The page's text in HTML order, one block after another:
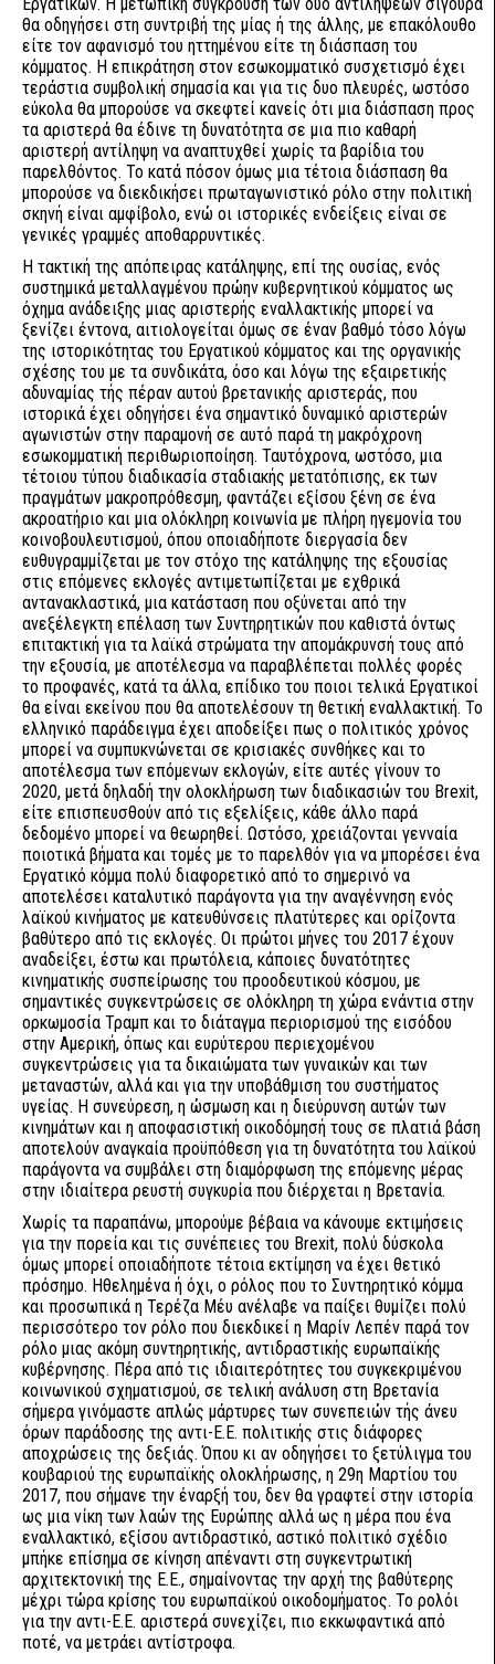
θα οδηγήσει στη συντριβή της μίας ή της άλλης, με επακόλουθο
είτε τον αφανισμό του ηττημένου είτε τη διάσπαση του
κόμματος. Η επικράτηση στον εσωκομματικό συσχετισμό έχει
τεράστια συμβολική σημασία και για τις δυο πλευρές, ωστόσο
εύκολα θα μπορούσε να σκεφτεί κανείς ότι μια διάσπαση προς
τα αριστερά θα έδινε τη δυνατότητα σε μια πιο καθαρή
αριστερή αντίληψη να αναπτυχθεί χωρίς τα βαρίδια του
παρελθόντος. Το κατά πόσον όμως μια τέτοια διάσπαση θα
μπορούσε να διεκδικήσει πρωταγωνιστικό ρόλο στην πολιτική
σκηνή είναι αμφίβολο, ενώ οι ιστορικές ενδείξεις είναι σε
γενικές γραμμές αποθαρρυντικές.
Η τακτική της απόπειρας κατάληψης, επί της ουσίας, ενός
συστημικά μεταλλαγμένου πρώην κυβερνητικού κόμματος ως
όχημα ανάδειξης μιας αριστερής εναλλακτικής μπορεί να
ξενίζει έντονα, αιτιολογείται όμως σε έναν βαθμό τόσο λόγω
της ιστορικότητας του Εργατικού κόμματος και της οργανικής
σχέσης του με τα συνδικάτα, όσο και λόγω της εξαιρετικής
αδυναμίας τής πέραν αυτού βρετανικής αριστεράς, που
ιστορικά έχει οδηγήσει ένα σημαντικό δυναμικό αριστερών
αγωνιστών στην παραμονή σε αυτό παρά τη μακρόχρονη
εσωκομματική περιθωριοποίηση. Ταυτόχρονα, ωστόσο, μια
τέτοιου τύπου διαδικασία σταδιακής μετατόπισης, εκ των
πραγμάτων μακροπρόθεσμη, φαντάζει εξίσου ξένη σε ένα
ακροατήριο και μια ολόκληρη κοινωνία με πλήρη ηγεμονία του
κοινοβουλευτισμού, όπου οποιαδήποτε διεργασία δεν
ευθυγραμμίζεται με τον στόχο της κατάληψης της εξουσίας
στις επόμενες εκλογές αντιμετωπίζεται με εχθρικά
αντανακλαστικά, μια κατάσταση που οξύνεται από την
ανεξέλεγκτη επέλαση των Συντηρητικών που καθιστά όντως
επιτακτική για τα λαϊκά στρώματα την απομάκρυνσή τους από
την εξουσία, με αποτέλεσμα να παραβλέπεται πολλές φορές
το προφανές, κατά τα άλλα, επίδικο του ποιοι τελικά Εργατικοί
θα είναι εκείνου που θα αποτελέσουν τη θετική εναλλακτική. Το
ελληνικό παράδειγμα έχει αποδείξει πως ο πολιτικός χρόνος
μπορεί να συμπυκνώνεται σε κρισιακές συνθήκες και το
αποτέλεσμα των επόμενων εκλογών, είτε αυτές γίνουν το
2020, μετά δηλαδή την ολοκλήρωση των διαδικασιών του Brexit,
είτε επισπευσθούν από τις εξελίξεις, κάθε άλλο παρά
δεδομένο μπορεί να θεωρηθεί. Ωστόσο, χρειάζονται γενναία
ποιοτικά βήματα και τομές με το παρελθόν για να μπορέσει ένα
Εργατικό κόμμα πολύ διαφορετικό από το σημερινό να
αποτελέσει καταλυτικό παράγοντα για την αναγέννηση ενός
λαϊκού κινήματος με κατευθύνσεις πλατύτερες και ορίζοντα
βαθύτερο από τις εκλογές. Οι πρώτοι μήνες του 2017 έχουν
αναδείξει, έστω και πρωτόλεια, κάποιες δυνατότητες
κινηματικής συσπείρωσης του προοδευτικού κόσμου, με
σημαντικές συγκεντρώσεις σε ολόκληρη τη χώρα ενάντια στην
ορκωμοσία Τραμπ και το διάταγμα περιορισμού της εισόδου
στην Αμερική, όπως και ευρύτερου περιεχομένου
συγκεντρώσεις για τα δικαιώματα των γυναικών και των
μεταναστών, αλλά και για την υποβάθμιση του συστήματος
υγείας. Η συνεύρεση, η ώσμωση και η διεύρυνση αυτών των
κινημάτων και η αποφασιστική οικοδόμησή τους σε πλατιά βάση
αποτελούν αναγκαία προϋπόθεση για τη δυνατότητα του λαϊκού
παράγοντα να συμβάλει στη διαμόρφωση της επόμενης μέρας
στην ιδιαίτερα ρευστή συγκυρία που διέρχεται η Βρετανία.
Χωρίς τα παραπάνω, μπορούμε βέβαια να κάνουμε εκτιμήσεις
για την πορεία και τις συνέπειες του Brexit, πολύ δύσκολα
όμως μπορεί οποιαδήποτε τέτοια εκτίμηση να έχει θετικό
πρόσημο. Ηθελημένα ή όχι, ο ρόλος που το Συντηρητικό κόμμα
και προσωπικά η Τερέζα Μέυ ανέλαβε να παίξει θυμίζει πολύ
περισσότερο τον ρόλο που διεκδικεί η Μαρίν Λεπέν παρά τον
ρόλο μιας ακόμη συντηρητικής, αντιδραστικής ευρωπαϊκής
κυβέρνησης. Πέρα από τις ιδιαιτερότητες του συγκεκριμένου
κοινωνικού σχηματισμού, σε τελική ανάλυση στη Βρετανία
σήμερα γινόμαστε απλώς μάρτυρες των συνεπειών τής άνευ
όρων παράδοσης της αντι-Ε.Ε. πολιτικής στις διάφορες
αποχρώσεις της δεξιάς. Όπου κι αν οδηγήσει το ξετύλιγμα του
κουβαριού της ευρωπαϊκής ολοκλήρωσης, η 29η Μαρτίου του
2017, που σήμανε την έναρξή του, δεν θα γραφτεί στην ιστορία
ως μια νίκη των λαών της Ευρώπης αλλά ως η μέρα που ένα
εναλλακτικό, εξίσου αντιδραστικό, αστικό πολιτικό σχέδιο
μπήκε επίσημα σε κίνηση απέναντι στη συγκεντρωτική
αρχιτεκτονική της Ε.Ε., σημαίνοντας την αρχή της βαθύτερης
μέχρι τώρα κρίσης του ευρωπαϊκού οικοδομήματος. Το ρολόι
για την αντι-Ε.Ε. αριστερά συνεχίζει, πιο εκκωφαντικά από
ποτέ, να μετράει αντίστροφα.